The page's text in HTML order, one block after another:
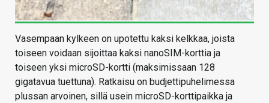
Vasempaan kylkeen on upotettu kaksi kelkkaa, joista
toiseen voidaan sijoittaa kaksi nanoSIM-korttia ja
toiseen yksi microSD-kortti (maksimissaan 128
gigatavua tuettuna). Ratkaisu on budjettipuhelimessa
plussan arvoinen, sillä usein microSD-korttipaikka ja